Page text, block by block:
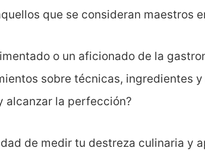
que se consideran maestros
o un aficionado de la
sobre técnicas, ingredientes
alcanzar la perfección?
de medir tu destreza culinaria y